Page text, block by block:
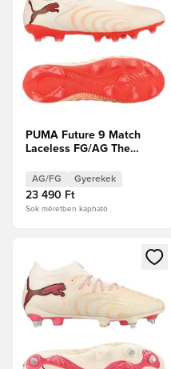
PUMA Future 9 Match
Laceless FG/AG The
mandula/PUMA
Fehér/Ultra Red/PUMA
Fekete Gyerek
AG/FG Gyerekek
23 490 Ft
Sok méretben kapható
Megnyit egy modált a